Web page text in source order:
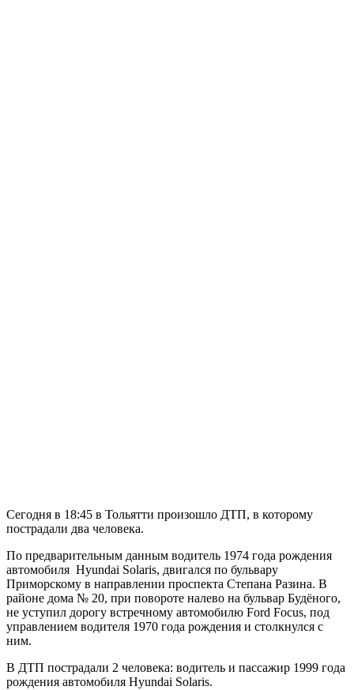
Сегодня в 18:45 в Тольятти произошло ДТП, в которому
пострадали два человека.
По предварительным данным водитель 1974 года рождения
автомобиля Hyundai Solaris, двигался по бульвару
Приморскому в направлении проспекта Степана Разина. В
районе дома № 20, при повороте налево на бульвар Будёного,
не уступил дорогу встречному автомобилю Ford Focus, под
управлением водителя 1970 года рождения и столкнулся с
ним.
В ДТП пострадали 2 человека: водитель и пассажир 1999 года
рождения автомобиля Hyundai Solaris.